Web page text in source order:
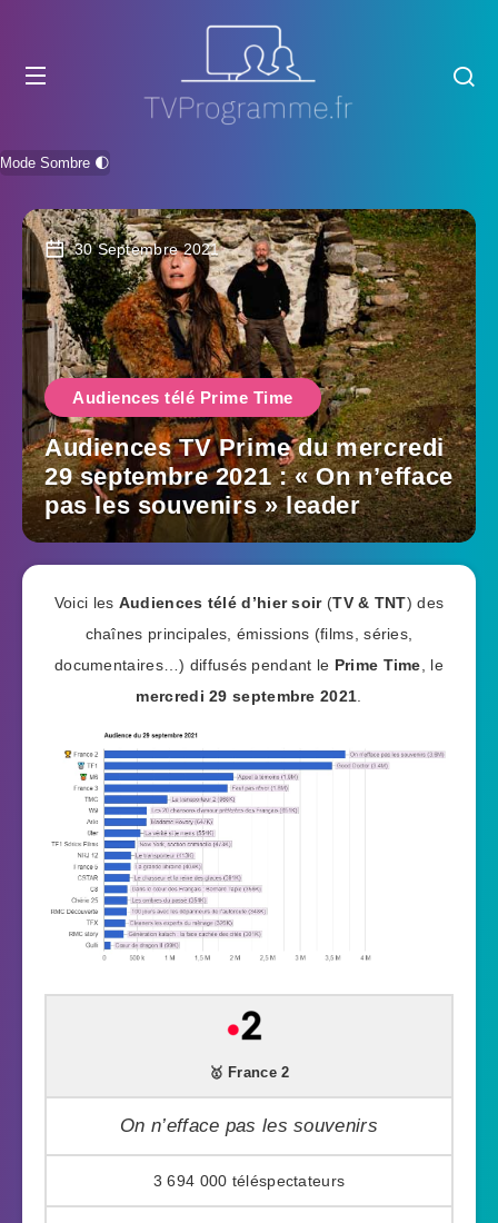
Mode Sombre 🌓
30 Septembre 2021
Audiences télé Prime Time
Audiences TV Prime du mercredi
29 septembre 2021 : « On n’efface
pas les souvenirs » leader
Voici les Audiences télé d’hier soir (TV & TNT) des
chaînes principales, émissions (films, séries,
documentaires…) diffusés pendant le Prime Time , le
mercredi 29 septembre 2021
🥇 France 2
On n’efface pas les souvenirs
3 694 000